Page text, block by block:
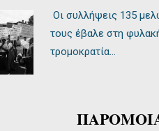
Οι συλλήψεις 135
τους έβαλε στη
τρομοκρατία…